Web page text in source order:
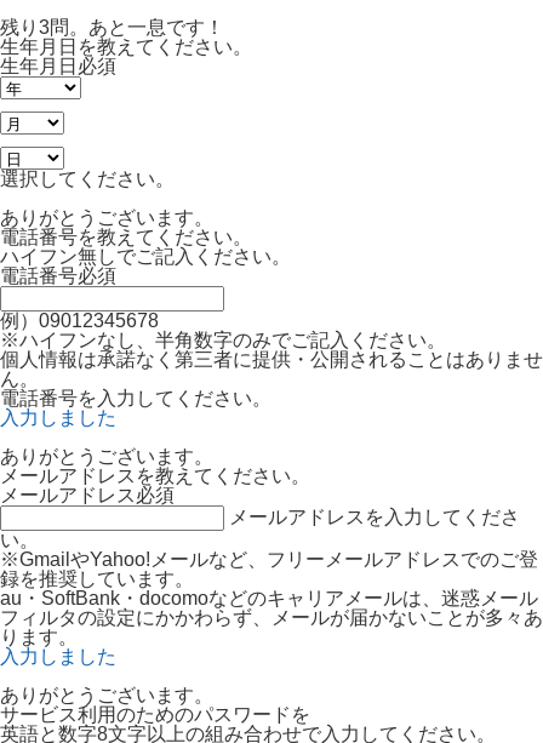
残り3問。あと一息です！
生年月日を教えてください。
生年月日 必須
選択してください。
ありがとうございます。
電話番号を教えてください。
ハイフン無しでご記入ください。
電話番号必須
例）09012345678
※ハイフンなし、半角数字のみでご記入ください。
個人情報は承諾なく第三者に提供・公開されることはありませ
ん。
電話番号を入力してください。
入力しました
ありがとうございます。
メールアドレスを教えてください。
メールアドレス必須
メールアドレスを入力してくださ
い。
※GmailやYahoo!メールなど、フリーメールアドレスでのご登
録を推奨しています。
au・SoftBank・docomoなどのキャリアメールは、迷惑メール
フィルタの設定にかかわらず、メールが届かないことが多々あ
ります。
入力しました
ありがとうございます。
サービス利用のためのパスワードを
英語と数字8文字以上の組み合わせで入力してください。